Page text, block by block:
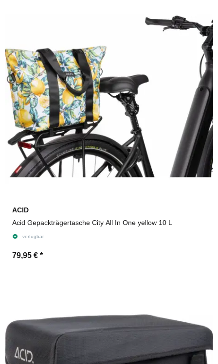
ACID
Acid Gepackträgertasche City All In One yellow 10 L
verfügbar
79,95 € *